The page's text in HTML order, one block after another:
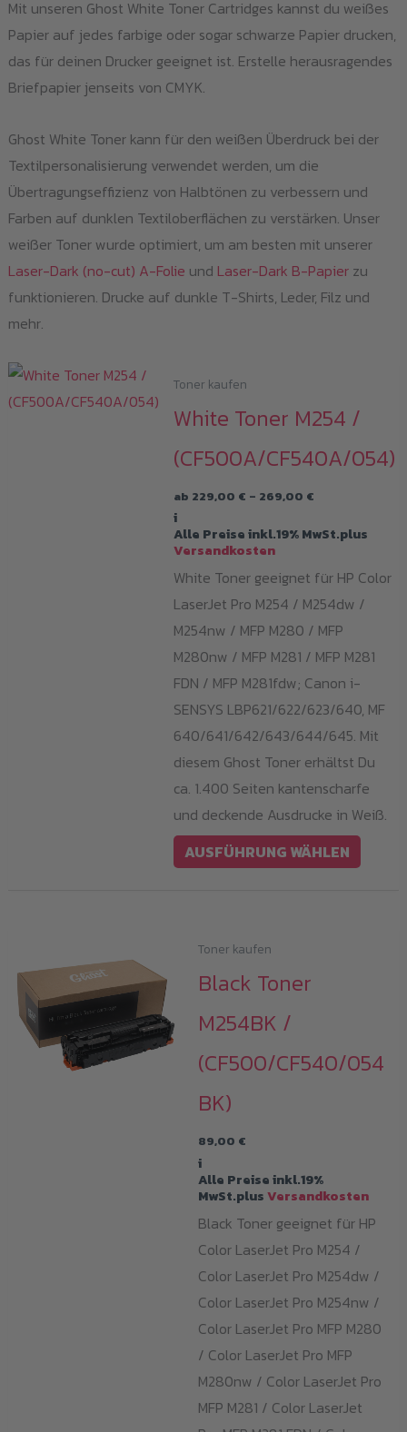
Mit unseren Ghost White Toner Cartridges kannst du weißes
Papier auf jedes farbige oder sogar schwarze Papier drucken,
das für deinen Drucker geeignet ist. Erstelle herausragendes
Briefpapier jenseits von CMYK.
Ghost White Toner kann für den weißen Überdruck bei der
Textilpersonalisierung verwendet werden, um die
Übertragungseffizienz von Halbtönen zu verbessern und
Farben auf dunklen Textiloberflächen zu verstärken. Unser
weißer Toner wurde optimiert, um am besten mit unserer
Laser-Dark (no-cut) A-Folie und Laser-Dark B-Papierzu
funktionieren. Drucke auf dunkle T-Shirts, Leder, Filz und
mehr.
Toner kaufen
White Toner M254 /
(CF500A/CF540A/054)
ab 229,00 € – 269,00 €Preisspanne:
269,00 €
i
Alle Preise inkl.19% MwSt.plus
Versandkosten
White Toner geeignet für HP Color
LaserJet Pro M254 / M254dw /
M254nw / MFP M280 / MFP
M280nw / MFP M281 / MFP M281
FDN / MFP M281fdw; Canon i-
SENSYS LBP621/622/623/640, MF
640/641/642/643/644/645. Mit
diesem Ghost Toner erhältst Du
ca. 1.400 Seiten kantenscharfe
und deckende Ausdrucke in Weiß.
AUSFÜHRUNG WÄHLEN
Dieses
können
auf
Toner kaufen
Black Toner
M254BK /
(CF500/CF540/054
BK)
89,00 €
i
Alle Preise inkl.19%
MwSt.plusVersandkosten
Black Toner geeignet für HP
Color LaserJet Pro M254 /
Color LaserJet Pro M254dw /
Color LaserJet Pro M254nw /
Color LaserJet Pro MFP M280
/ Color LaserJet Pro MFP
M280nw / Color LaserJet Pro
MFP M281 / Color LaserJet